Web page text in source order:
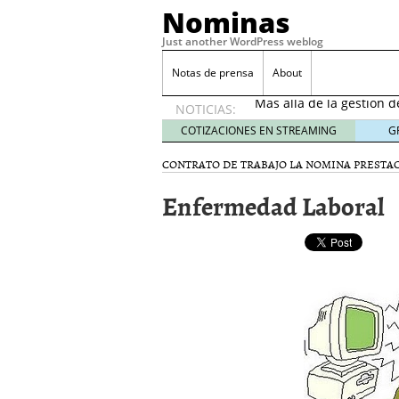
Nominas
Just another WordPress weblog
Notas de prensa About
NOTICIAS:
Desempleo Colombia
Una digitalización
en el sector financiero
¿Cómo afectó el
22, 2021
Desempleo Colombia
COTIZACIONES EN STREAMING
CONTRATO DE TRABAJO LA NOMINA
Enfermedad Laboral